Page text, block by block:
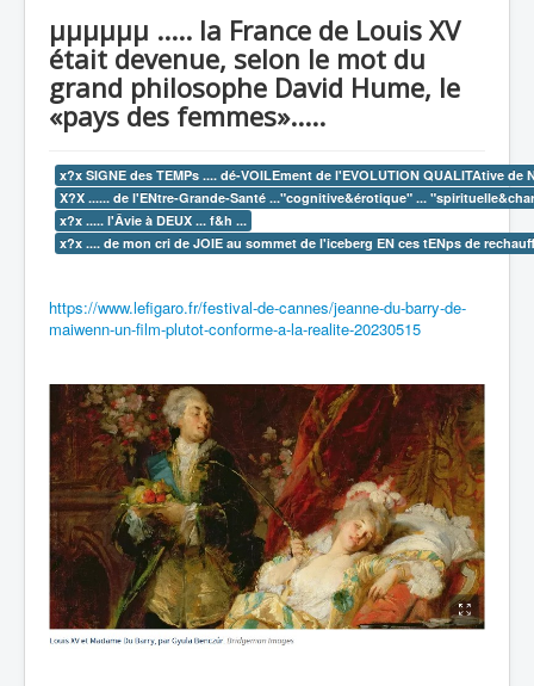
recherche
µµµµµµ ..... la France de Louis XV
était devenue, selon le mot du
grand philosophe David Hume, le
«pays des femmes».....
x?x SIGNE des TEMPs .... dé-VOILEment de l'EVOLUTION QUALITAtive de
X?X ...... de l'ENtre-Grande-Santé ..."cognitive&érotique" ...
x?x ..... l'Âvie à DEUX ... f&h ...
x?x .... de mon cri de JOIE au sommet de l'iceberg EN ces tENps de
https://www.lefigaro.fr/festival-de-cannes/jeanne-du-barry-de-
maiwenn-un-film-plutot-conforme-a-la-realite-20230515